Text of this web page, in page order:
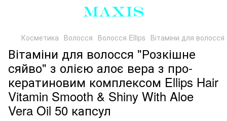
Косметика Волосся Волосся Ellips Вітаміни для
Вітаміни для волосся "Розкішне
сяйво" з олією алоє вера з про-
кератиновим комплексом Ellips Hair
Vitamin Smooth & Shiny With Aloe
Vera Oil 50 капсул